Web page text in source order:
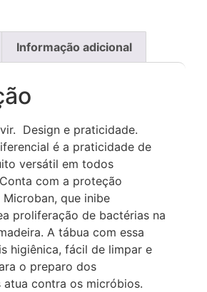
Informação adicional
Design e praticidade.
é a praticidade de
versátil em todos
com a proteção
que inibe
proliferação de bactérias na
A tábua com essa
higiênica, fácil de limpar e
o preparo dos
atua contra os micróbios.